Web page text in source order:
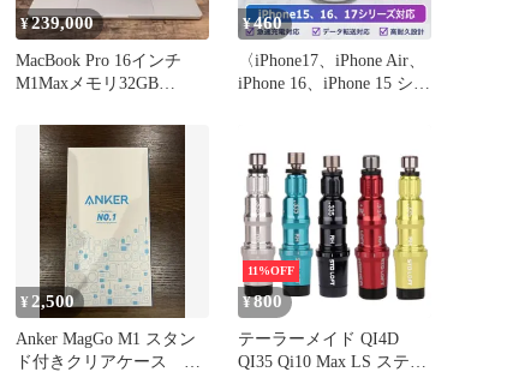
¥239,000
MacBook Pro 16インチ
M1Maxメモリ32GB
¥460
〈iPhone17、iPhone Air、
iPhone 16、iPhone 15 シリ
高品質 データ転送 高速
充電 急速充電 充電器 純
正同等品 iPad対応Mac対
応 Huawei対応 XIAOMI対
応
¥ 2,500
Anker MagGo M1 スタン
ド付きクリアケース
11%OFF
¥800
テーラーメイド QI4D
QI35 Qi10 Max LS ステル